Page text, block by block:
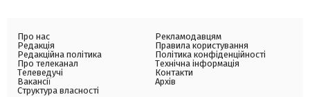
Про нас
Редакція
Редакційна політика
Про телеканал
Телеведучі
Вакансії
Структура власності
Рекламодавцям
Правила користування
Політика конфіденційності
Технічна інформація
Контакти
Архів